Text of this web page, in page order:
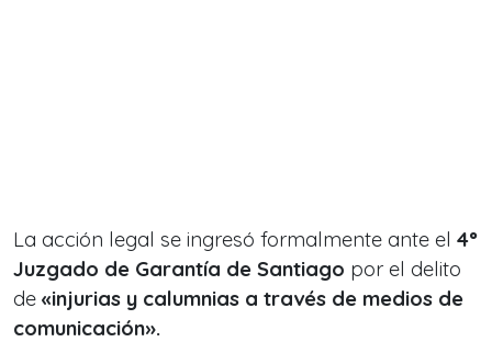
La acción legal se ingresó formalmente ante el 4°
Juzgado de Garantía de Santiago por el delito
de «injurias y calumnias a través de medios de
comunicación».